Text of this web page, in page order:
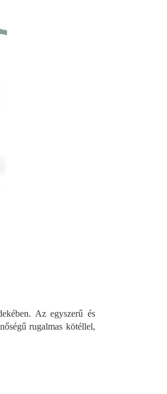
Az egyszerű és
rugalmas kötéllel,